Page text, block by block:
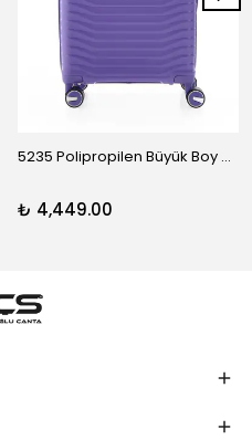
5235 Polipropilen Büyük Boy Valiz
₺ 4,449.00